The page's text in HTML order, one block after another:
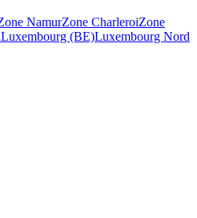
NamurZone CharleroiZone
Luxembourg (BE)Luxembourg Nord